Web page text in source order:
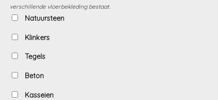
verschillende vloerbekleding bestaat.
Natuursteen
Klinkers
Tegels
Beton
Kasseien